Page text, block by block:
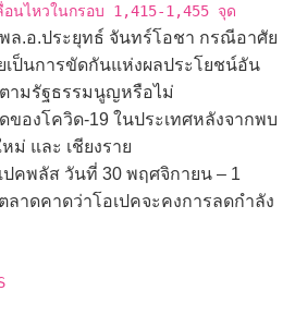
นไหวในกรอบ 1,415-1,455 จุด
ล.อ.ประยุทธ์ จันทร์โอชา กรณีอาศัย
เป็นการขัดกันแห่งผลประโยชน์อัน
ามรัฐธรรมนูญหรือไม่
องโควิด-19 ในประเทศหลังจากพบ
ม่ และ เชียงราย
คพลัส วันที่ 30 พฤศจิกายน – 1
าดคาดว่าโอเปคจะคงการลดกำลัง